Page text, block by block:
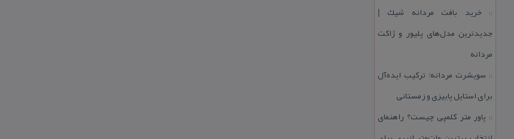
::خرید بافت مردانه شیك |
جدیدترین مدل‌های پلیور و ژاكت
مردانه
:: سویشرت مردانه؛ تركیب ایده‌آل
برای استایل پاییزی و زمستانی
:: پاور متر كلمپی چیست؟ راهنمای